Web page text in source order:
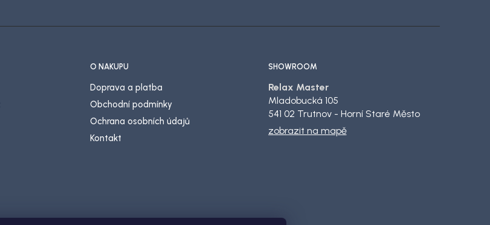
O NÁKUPU
Doprava a platba
Obchodní podmínky
Ochrana osobních údajů
Kontakt
SHOWROOM
Relax Master
Mladobucká 105
541 02 Trutnov - Horní Staré Město
zobrazit na mapě